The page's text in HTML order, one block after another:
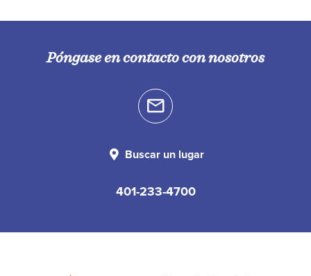
Póngase en contacto con nosotros
Buscar un lugar
401-233-4700